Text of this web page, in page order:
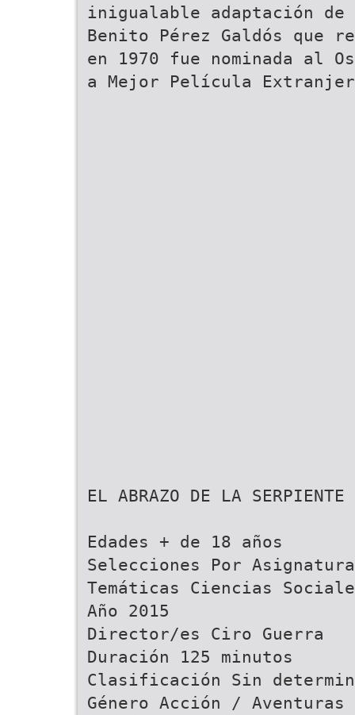
inigualable adaptación de
Benito Pérez Galdós que
en 1970 fue nominada al
a Mejor Película
EL ABRAZO DE LA SERPIENTE
Edades + de 18 años
Selecciones Por
Temáticas Ciencias
Año 2015
Director/es Ciro Guerra
Duración 125 minutos
Clasificación Sin
Género Acción / Aventuras